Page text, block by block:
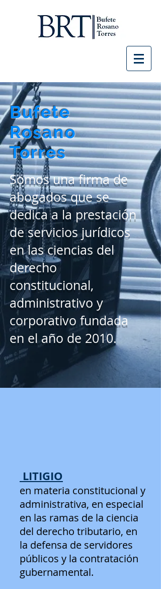
Bufete
Rosano
Torres
Somos una firma de
abogados que se
dedica a la prestación
de servicios jurídicos
en las ciencias del
derecho
constitucional,
administrativo y
corporativo fundada
en el año de 2010.
LITIGIO
en materia constitucional y
administrativa, en especial
en las ramas de la ciencia
del derecho tributario, en
la defensa de servidores
públicos y la contratación
gubernamental.